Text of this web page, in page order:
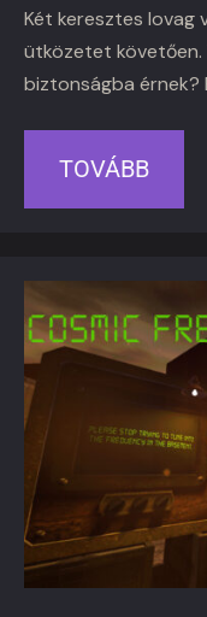
Két keresztes lovag
ütközetet követően.
biztonságba érnek?
TOVÁBB